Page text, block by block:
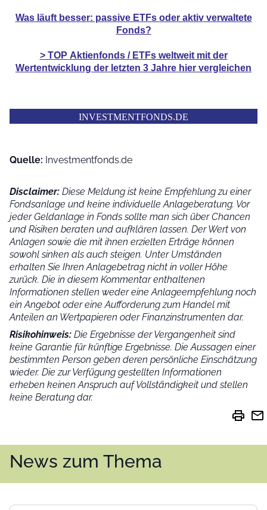
Was läuft besser: passive ETFs oder aktiv verwaltete
Fonds?
> TOP Aktienfonds / ETFsweltweit mit der
Wertentwicklung der letzten 3 Jahre hier vergleichen
INVESTMENTFONDS.DE
Quelle: Investmentfonds.de
Disclaimer: Diese Meldung ist keine Empfehlung zu einer
Fondsanlage und keine individuelle Anlageberatung. Vor
jeder Geldanlage in Fonds sollte man sich über Chancen
und Risiken beraten und aufklären lassen. Der Wert von
Anlagen sowie die mit ihnen erzielten Erträge können
sowohl sinken als auch steigen. Unter Umständen
erhalten Sie Ihren Anlagebetrag nicht in voller Höhe
zurück. Die in diesem Kommentar enthaltenen
Informationen stellen weder eine Anlageempfehlung noch
ein Angebot oder eine Aufforderung zum Handel mit
Anteilen an Wertpapieren oder Finanzinstrumenten dar.
Risikohinweis: Die Ergebnisse der Vergangenheit sind
keine Garantie für künftige Ergebnisse. Die Aussagen einer
bestimmten Person geben deren persönliche Einschätzung
wieder. Die zur Verfügung gestellten Informationen
erheben keinen Anspruch auf Vollständigkeit und stellen
keine Beratung dar.
print mail
News zum Thema